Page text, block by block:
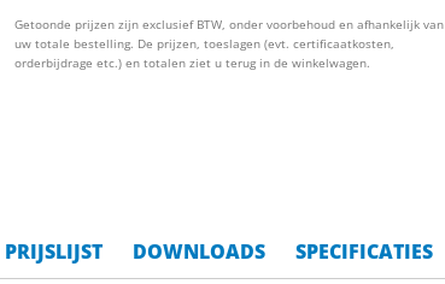
Getoonde prijzen zijn exclusief BTW, onder voorbehoud en afhankelijk van
uw totale bestelling. De prijzen, toeslagen (evt. certificaatkosten,
orderbijdrage etc.) en totalen ziet u terug in de winkelwagen.
DOWNLOADS SPECIFICATIES